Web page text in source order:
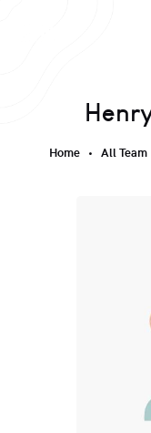
Home All Team